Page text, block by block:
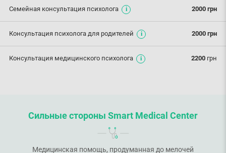
2000 грн
Семейная консультация психолога
2000 грн
Консультация психолога для родителей
2200 грн
Консультация медицинского психолога
Сильные стороны Smart Medical Center
Медицинская помощь, продуманная до мелочей